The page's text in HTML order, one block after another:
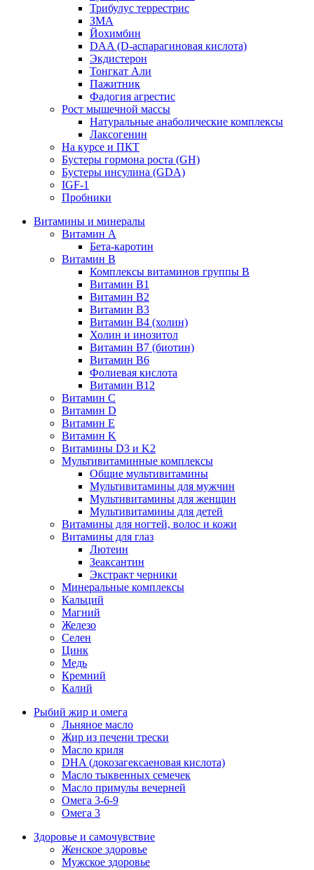
Трибулус террестрис
ЗМА
Йохимбин
DAA (D-аспарагиновая кислота)
Экдистерон
Тонгкат Али
Пажитник
Фадогия агрестис
Рост мышечной массы
Натуральные анаболические комплексы
Лаксогенин
На курсе и ПКТ
Бустеры гормона роста (GH)
Бустеры инсулина (GDA)
IGF-1
Пробники
Витамины и минералы
Витамин A
Бета-каротин
Витамин B
Комплексы витаминов группы B
Витамин B1
Витамин B2
Витамин B3
Витамин B4 (холин)
Холин и инозитол
Витамин B7 (биотин)
Витамин B6
Фолиевая кислота
Витамин B12
Витамин C
Витамин D
Витамин E
Витамин K
Витамины D3 и K2
Мультивитаминные комплексы
Общие мультивитамины
Мультивитамины для мужчин
Мультивитамины для женщин
Мультивитамины для детей
Витамины для ногтей, волос и кожи
Витамины для глаз
Лютеин
Зеаксантин
Экстракт черники
Минеральные комплексы
Кальций
Магний
Железо
Селен
Цинк
Медь
Кремний
Калий
Рыбий жир и омега
Льняное масло
Жир из печени трески
Масло криля
DHA (докозагексаеновая кислота)
Масло тыквенных семечек
Масло примулы вечерней
Омега 3-6-9
Омега 3
Здоровье и самочувствие
Женское здоровье
Мужское здоровье